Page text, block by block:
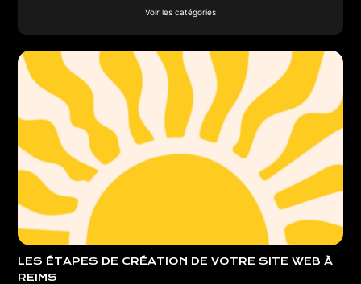
Voir les catégories
LES ÉTAPES DE CRÉATION DE VOTRE SITE WEB À
REIMS